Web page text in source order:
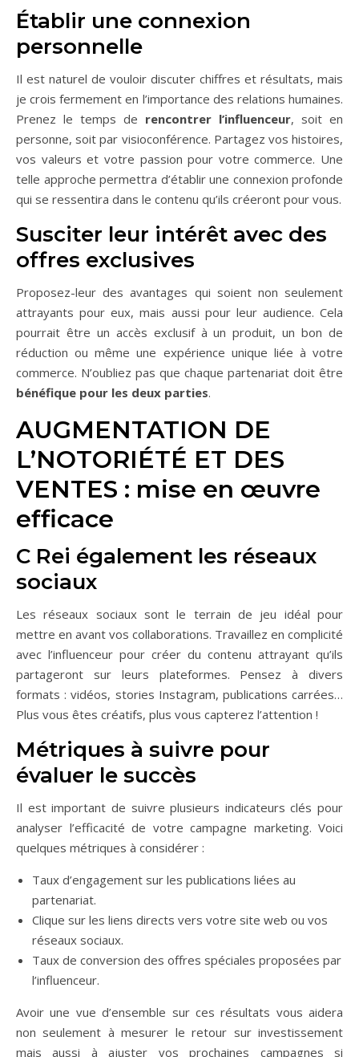
Établir une connexion
personnelle
Il est naturel de vouloir discuter chiffres et résultats, mais
je crois fermement en l’importance des relations humaines.
Prenez le temps de rencontrer l’influenceur, soit en
personne, soit par visioconférence. Partagez vos histoires,
vos valeurs et votre passion pour votre commerce. Une
telle approche permettra d’établir une connexion profonde
qui se ressentira dans le contenu qu’ils créeront pour vous.
Susciter leur intérêt avec des
offres exclusives
Proposez-leur des avantages qui soient non seulement
attrayants pour eux, mais aussi pour leur audience. Cela
pourrait être un accès exclusif à un produit, un bon de
réduction ou même une expérience unique liée à votre
commerce. N’oubliez pas que chaque partenariat doit être
bénéfique pour les deux parties.
AUGMENTATION DE
L’NOTORIÉTÉ ET DES
VENTES : mise en œuvre
efficace
C Rei également les réseaux
sociaux
Les réseaux sociaux sont le terrain de jeu idéal pour
mettre en avant vos collaborations. Travaillez en complicité
avec l’influenceur pour créer du contenu attrayant qu’ils
partageront sur leurs plateformes. Pensez à divers
formats : vidéos, stories Instagram, publications carrées…
Plus vous êtes créatifs, plus vous capterez l’attention !
Métriques à suivre pour
évaluer le succès
Il est important de suivre plusieurs indicateurs clés pour
analyser l’efficacité de votre campagne marketing. Voici
quelques métriques à considérer :
Taux d’engagement sur les publications liées au
partenariat.
Clique sur les liens directs vers votre site web ou vos
réseaux sociaux.
Taux de conversion des offres spéciales proposées par
l’influenceur.
Avoir une vue d’ensemble sur ces résultats vous aidera
non seulement à mesurer le retour sur investissement
mais aussi à ajuster vos prochaines campagnes si